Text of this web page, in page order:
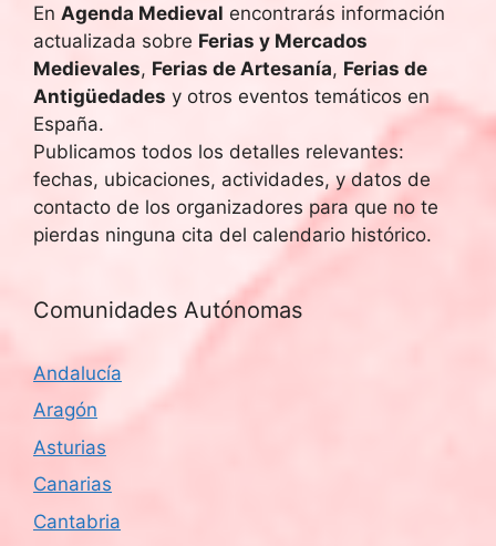
En Agenda Medieval encontrarás información
actualizada sobre Ferias y Mercados
Medievales, Ferias de Artesanía, Ferias de
Antigüedades y otros eventos temáticos en
España.
Publicamos todos los detalles relevantes:
fechas, ubicaciones, actividades, y datos de
contacto de los organizadores para que no te
pierdas ninguna cita del calendario histórico.
Comunidades Autónomas
Andalucía
Aragón
Asturias
Canarias
Cantabria